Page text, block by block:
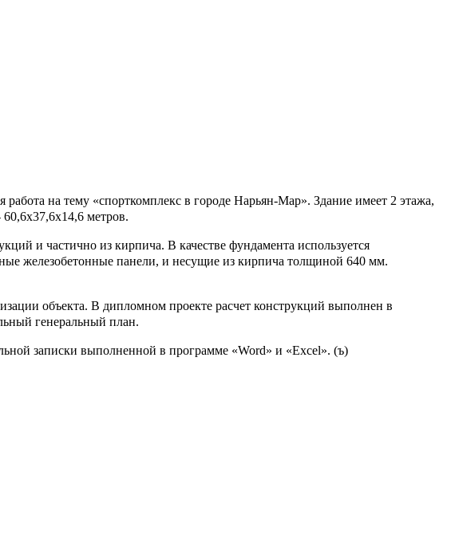
на тему «спорткомплекс в городе Нарьян-Мар». Здание имеет 2 этажа,
метров.
и частично из кирпича. В качестве фундамента используется
железобетонные панели, и несущие из кирпича толщиной 640 мм.
объекта. В дипломном проекте расчет конструкций выполнен в
генеральный план.
записки выполненной в программе «Word» и «Exсel». (ъ)